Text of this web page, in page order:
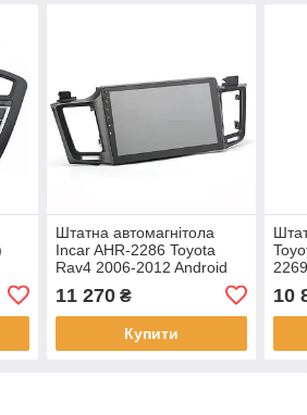
Штатна автомагнітола
Incar AHR-2286 Toyota
Rav4 2006-2012 Android
11 270₴
Купити
10